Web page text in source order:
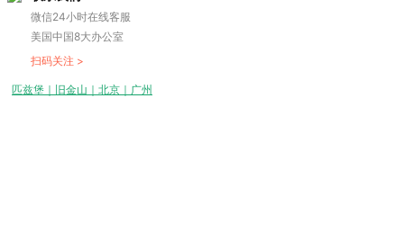
微信24小时在线客服
美国中国8大办公室
扫码关注 >
匹兹堡｜旧金山｜北京｜广州